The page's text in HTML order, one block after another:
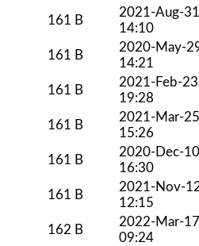
161 B
2021-Aug-31
14:10
161 B
2020-May-
14:21
161 B
2021-Feb-23
19:28
161 B
2021-Mar-25
15:26
161 B
2020-Dec-10
16:30
161 B
2021-Nov-
12:15
162 B
2022-Mar-17
09:24